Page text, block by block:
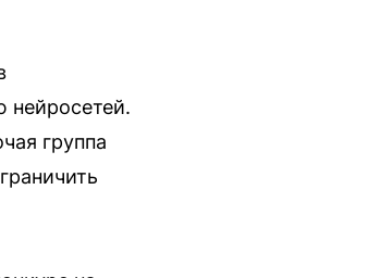
нейросетей.
группа